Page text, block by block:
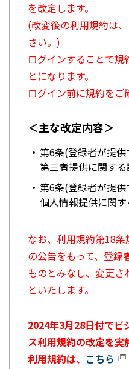
を改定します。
(改変後の利用規約は、
さい。)
ログインすることで規
とになります。
ログイン前に規約をご
＜主な改定内容＞
第6条(登録者が提
第三者提供に関す
第6条(登録者が提
個人情報提供に関
なお、利用規約第18
の公告をもって、登録
ものとみなし、変更さ
といたします。
2024年3月28日付でビ
ス利用規約の改定を実
利用規約は、 こちら